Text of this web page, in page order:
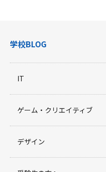
学校BLOG
IT
ゲーム・クリエイティブ
デザイン